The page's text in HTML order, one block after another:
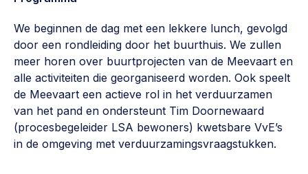
Weerbare gemeenschappen
Voorbereiden op crisis, noodsteunpunten,
ontmoetingsplekken >
Buurtenergie
Energiecollectieven, buurt vergroenen, SDG >
Meebeslissen
We beginnen de dag met een lekkere lunch, gevolgd
door een rondleiding door het buurthuis. We zullen
meer horen over buurtprojecten van de Meevaart en
alle activiteiten die georganiseerd worden. Ook speelt
de Meevaart een actieve rol in het verduurzamen
van het pand en ondersteunt Tim Doornewaard
(procesbegeleider LSA bewoners) kwetsbare VvE’s
in de omgeving met verduurzamingsvraagstukken.